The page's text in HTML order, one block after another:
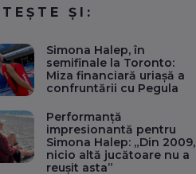
ȘI:
Simona Halep, în
semifinale la Toronto:
Miza financiară uriașă a
confruntării cu Pegula
Performanță
impresionantă pentru
Simona Halep: „Din 2009,
nicio altă jucătoare nu a
reușit asta”